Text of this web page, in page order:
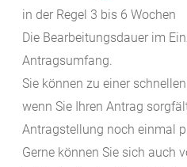
in der Regel 3 bis 6 Wochen
Die Bearbeitungsdauer im
Antragsumfang.
Sie können zu einer
wenn Sie Ihren Antrag
Antragstellung noch einmal
Gerne können Sie sich auch